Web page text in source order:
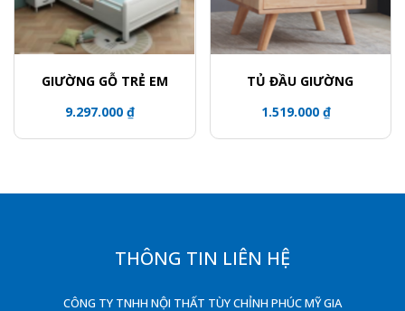
GIƯỜNG GỖ TRẺ EM
9.297.000 ₫
TỦ ĐẦU GIƯỜNG
1.519.000 ₫
THÔNG TIN LIÊN HỆ
CÔNG TY TNHH NỘI THẤT TÙY CHỈNH PHÚC MỸ GIA